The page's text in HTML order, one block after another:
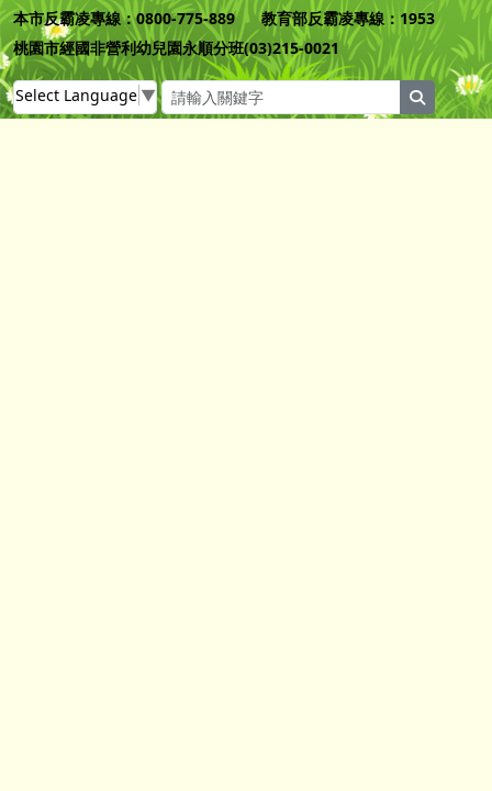
本市反霸凌專線：0800-775-889 教育部反霸凌專線：1953
桃園市經國非營利幼兒園永順分班(03)215-0021
Select Language ▼ search